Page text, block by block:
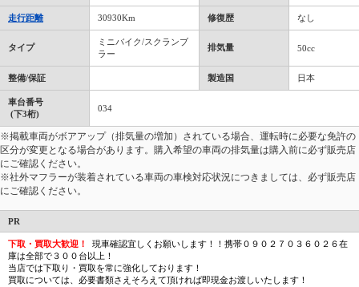
走行距離 30930Km 修復歴 なし
タイプ
ミニバイク/スクランブ
ラー
排気量 50cc
整備/保証 製造国 日本
車台番号
(下3桁)
034
※掲載車両がボアアップ（排気量の増加）されている場合、運転時に必要な免許の
区分が変更となる場合があります。購入希望の車両の排気量は購入前に必ず販売店
にご確認ください。
※社外マフラーが装着されている車両の車検対応状況につきましては、必ず販売店
にご確認ください。
PR
下取・買取大歓迎！
現車確認宜しくお願いします！！携帯０９０２７０３６０２６在
庫は全部で３００台以上！
当店では下取り・買取を常に強化しております！
買取については、必要書類さえそろえて頂ければ即現金お渡しいたします！